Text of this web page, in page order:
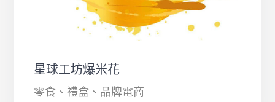
星球工坊爆米花
零食、禮盒、品牌電商